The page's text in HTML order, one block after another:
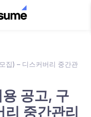
집) – 디스커버리 중간관
공고, 구
중간관리